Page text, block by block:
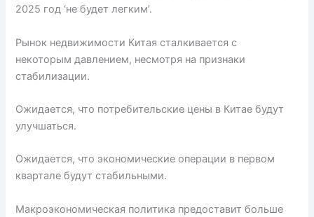
2025 год ‘не будет легким’.
Рынок недвижимости Китая сталкивается с
некоторым давлением, несмотря на признаки
стабилизации.
Ожидается, что потребительские цены в Китае будут
улучшаться.
Ожидается, что экономические операции в первом
квартале будут стабильными.
Макроэкономическая политика предоставит больше